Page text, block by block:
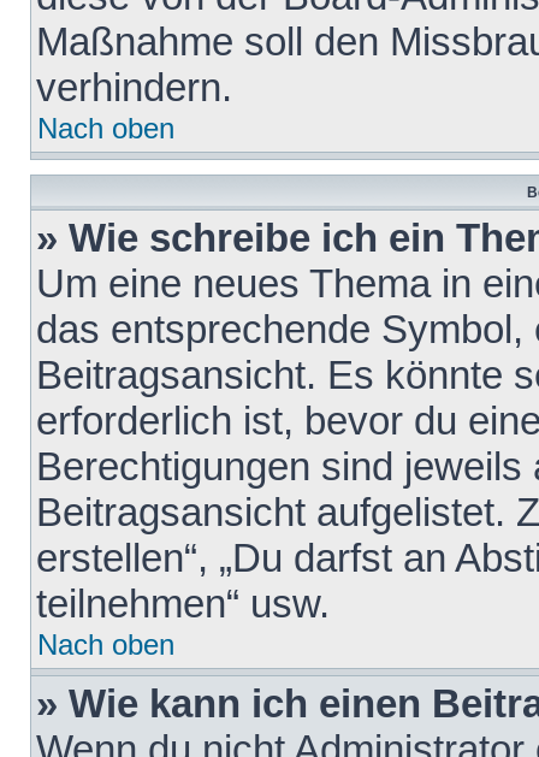
Maßnahme soll den
verhindern.
Nach oben
» Wie schreibe ich ein
Um eine neues Thema in
das entsprechende
Beitragsansicht. Es könnte
erforderlich ist, bevor du
Berechtigungen sind
Beitragsansicht aufgelistet.
erstellen“, „Du darfst an
teilnehmen“ usw.
Nach oben
» Wie kann ich einen